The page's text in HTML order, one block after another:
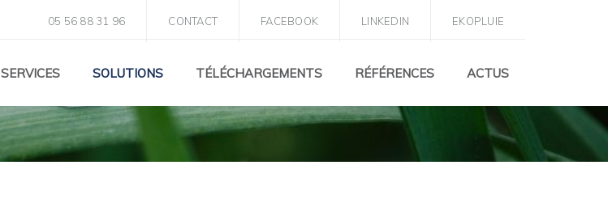
05 56 88 31 96 CONTACT FACEBOOK LINKEDIN EKOPLUIE
SERVICES SOLUTIONS TÉLÉCHARGEMENTS RÉFÉRENCES ACTUS